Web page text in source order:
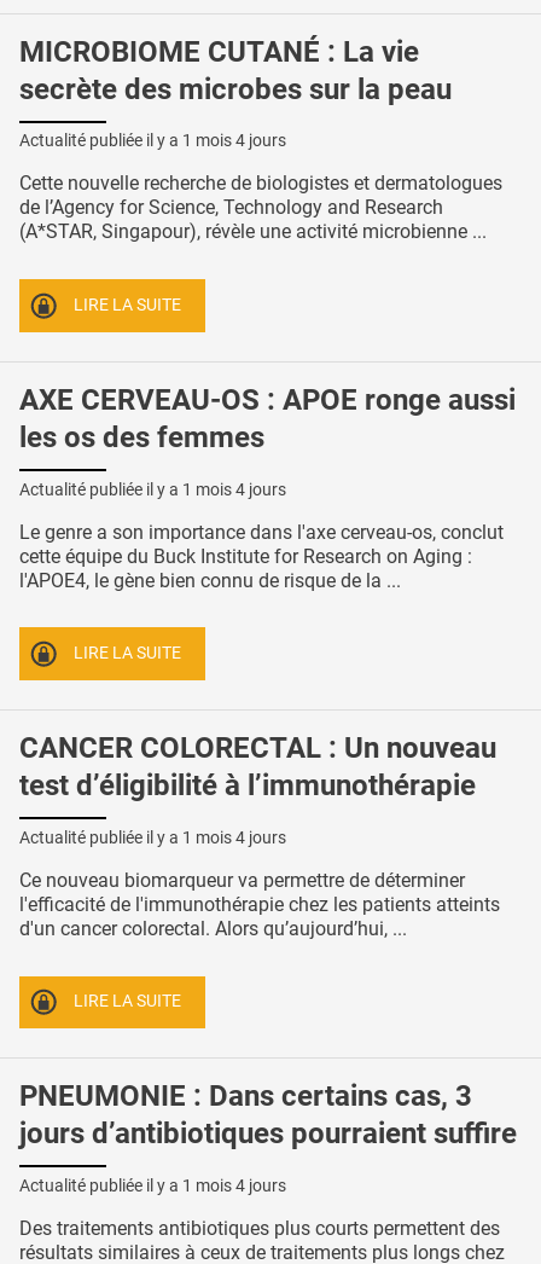
MICROBIOME CUTANÉ : La vie
secrète des microbes sur la peau
Actualité publiée il y a 1 mois 4 jours
Cette nouvelle recherche de biologistes et dermatologues
de l’Agency for Science, Technology and Research
(A*STAR, Singapour), révèle une activité microbienne ...
LIRE LA SUITE
AXE CERVEAU-OS : APOE ronge aussi
les os des femmes
Actualité publiée il y a 1 mois 4 jours
Le genre a son importance dans l'axe cerveau-os, conclut
cette équipe du Buck Institute for Research on Aging :
l'APOE4, le gène bien connu de risque de la ...
LIRE LA SUITE
CANCER COLORECTAL : Un nouveau
test d’éligibilité à l’immunothérapie
Actualité publiée il y a 1 mois 4 jours
Ce nouveau biomarqueur va permettre de déterminer
l'efficacité de l'immunothérapie chez les patients atteints
d'un cancer colorectal. Alors qu’aujourd’hui, ...
LIRE LA SUITE
PNEUMONIE : Dans certains cas, 3
jours d’antibiotiques pourraient suffire
Actualité publiée il y a 1 mois 4 jours
Des traitements antibiotiques plus courts permettent des
résultats similaires à ceux de traitements plus longs chez